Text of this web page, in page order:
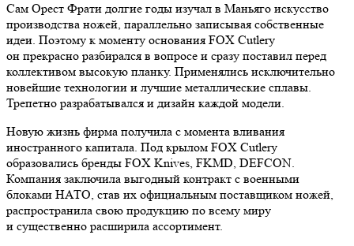
Сам Орест Фрати долгие годы изучал в Маньяго искусство
производства ножей, параллельно записывая собственные
идеи. Поэтому к моменту основания FOX Cutlery
он прекрасно разбирался в вопросе и сразу поставил перед
коллективом высокую планку. Применялись исключительно
новейшие технологии и лучшие металлические сплавы.
Трепетно разрабатывался и дизайн каждой модели.
Новую жизнь фирма получила с момента вливания
иностранного капитала. Под крылом FOX Cutlery
образовались бренды FOX Knives, FKMD, DEFCON.
Компания заключила выгодный контракт с военными
блоками НАТО, став их официальным поставщиком ножей,
распространила свою продукцию по всему миру
и существенно расширила ассортимент.